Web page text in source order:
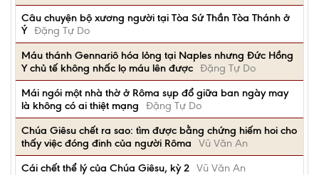
Câu chuyện bộ xương người tại Tòa Sứ Thần Tòa Thánh ở
Ý Đặng Tự Do
Máu thánh Gennariô hóa lỏng tại Naples nhưng Đức Hồng
Y chủ tế không nhấc lọ máu lên được Đặng Tự Do
Mái ngói một nhà thờ ở Rôma sụp đổ giữa ban ngày may
là không có ai thiệt mạng
Đặng Tự Do
Chúa Giêsu chết ra sao: tìm được bằng chứng hiếm hoi cho
thấy việc đóng đinh của người Rôma
Vũ Văn An
Cái chết thể lý của Chúa Giêsu, kỳ 2 Vũ Văn An